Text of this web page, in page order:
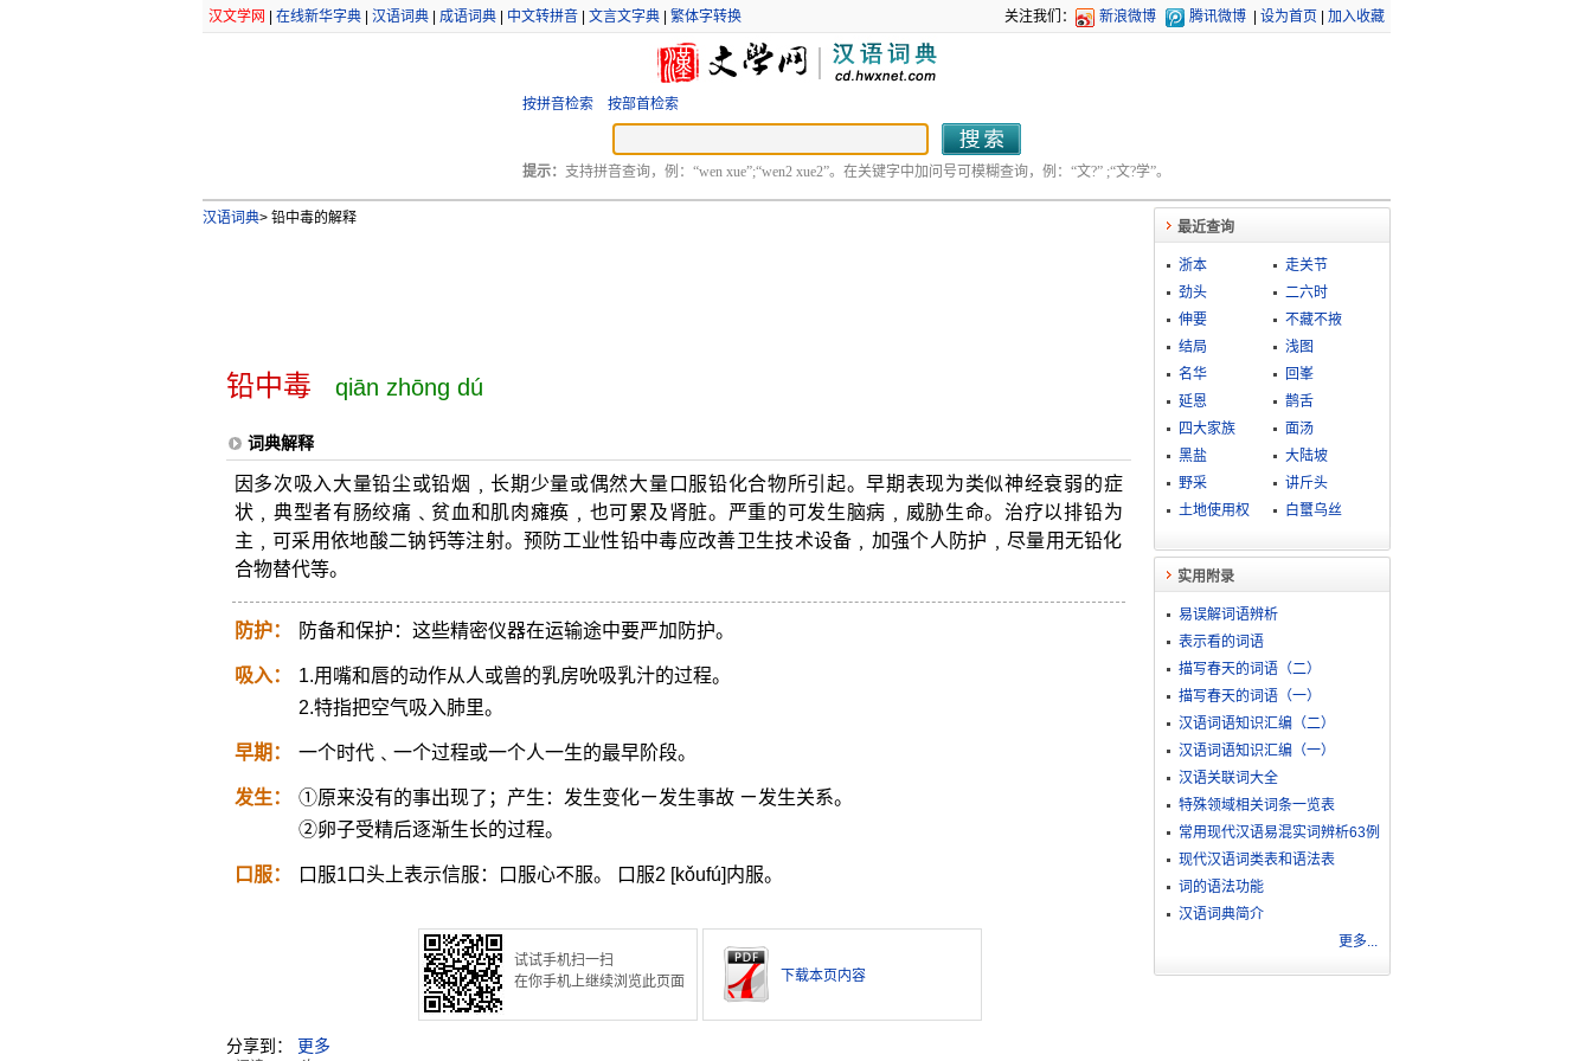
汉文学网 在线新华字典| 汉语词典| 成语词典| 中文转拼音| 文言文字典| 繁体字转换 关注我们： 新浪微博 腾讯微博 设为首页 加入收藏
按拼音检索 按部首检索
提示： 支持拼音查询，例：“wen xue”;“wen2 xue2”。在关键字中加问号可模糊查询，例：“文?” ;“文?学”。
汉语词典>铅中毒的解释
铅中毒 qiān zhōng dú
词典解释
因多次吸入大量铅尘或铅烟﹐长期少量或偶然大量口服铅化合物所引起。早期表现为类似神经衰弱的症
状﹐典型者有肠绞痛﹑贫血和肌肉瘫痪﹐也可累及肾脏。严重的可发生脑病﹐威胁生命。治疗以排铅为
主﹐可采用依地酸二钠钙等注射。预防工业性铅中毒应改善卫生技术设备﹐加强个人防护﹐尽量用无铅化
合物替代等。
防护： 防备和保护：这些精密仪器在运输途中要严加防护。
吸入：
1.用嘴和唇的动作从人或兽的乳房吮吸乳汁的过程。
2.特指把空气吸入肺里。
早期： 一个时代﹑一个过程或一个人一生的最早阶段。
发生：
①原来没有的事出现了；产生：发生变化ㄧ发生事故 ㄧ发生关系。
②卵子受精后逐渐生长的过程。
口服： 口服1口头上表示信服：口服心不服。 口服2 [kǒufú]内服。
试试手机扫一扫
在你手机上继续浏览此页面
下载本页内容
分享到： 更多
最近查询
浙本
走关节
劲头
二六时
伸要
不藏不掖
结局
浅图
名华
回峯
延恩
鹊舌
四大家族
面汤
黑盐
大陆坡
野采
讲斤头
土地使用权
白蠒乌丝
实用附录
易误解词语辨析
表示看的词语
描写春天的词语（二）
描写春天的词语（一）
汉语词语知识汇编（二）
汉语词语知识汇编（一）
汉语关联词大全
特殊领域相关词条一览表
常用现代汉语易混实词辨析63例
现代汉语词类表和语法表
词的语法功能
汉语词典简介
更多...